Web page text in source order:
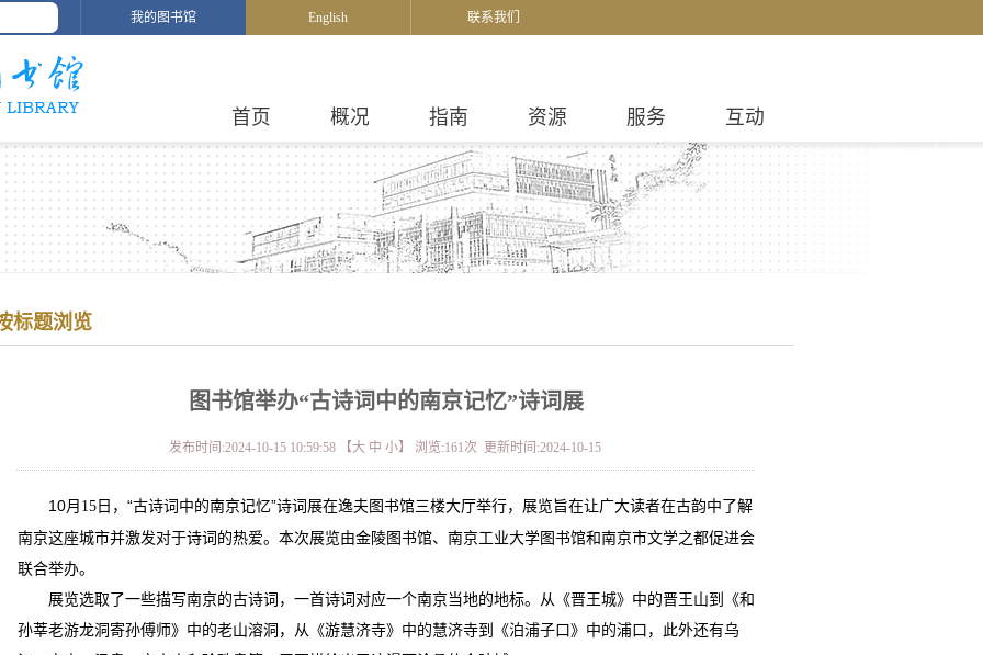
我的图书馆 English 联系我们
首页 概况 指南 资源 服务 互动
标题浏览
图书馆举办“古诗词中的南京记忆”诗词展
发布时间:2024-10-15 10:59:58 【大 中 小】 浏览:161次 更新时间:2024-10-15
10月 15日，“古诗词中的南京记忆”诗词展在逸夫图书馆三楼大厅举行，展览旨在让广大读者在古韵中了解
南京这座城市并激发对于诗词的热爱。本次展览由金陵图书馆、南京工业大学图书馆和南京市文学之都促进会
联合举办。
展览选取了一些描写南京的古诗词，一首诗词对应一个南京当地的地标。从《晋王城》中的晋王山到《和
孙莘老游龙洞寄孙傅师》中的老山溶洞，从《游慧济寺》中的慧济寺到《泊浦子口》中的浦口，此外还有乌